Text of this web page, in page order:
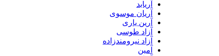
آریان موسوی
آرین یاری
آزاد طوسی
آزاد نیرومندزاده